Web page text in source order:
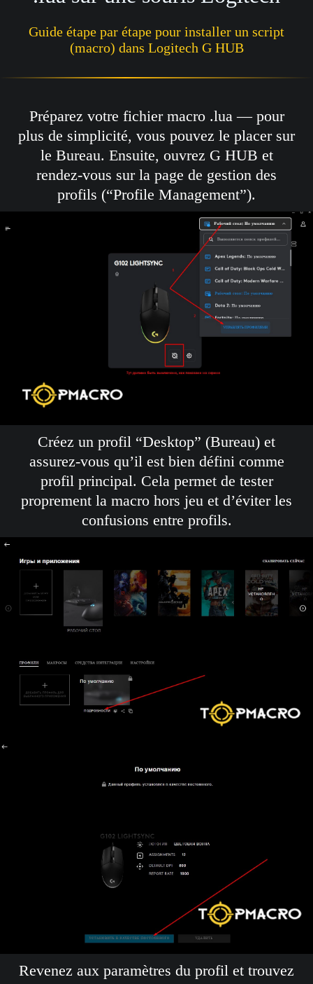
Guide étape par étape pour installer un script
(macro) dans Logitech G HUB
Préparez votre fichier macro .lua — pour
plus de simplicité, vous pouvez le placer sur
le Bureau. Ensuite, ouvrez G HUB et
rendez-vous sur la page de gestion des
profils (“Profile Management”).
Créez un profil “Desktop” (Bureau) et
assurez-vous qu’il est bien défini comme
profil principal. Cela permet de tester
proprement la macro hors jeu et d’éviter les
confusions entre profils.
Revenez aux paramètres du profil et trouvez